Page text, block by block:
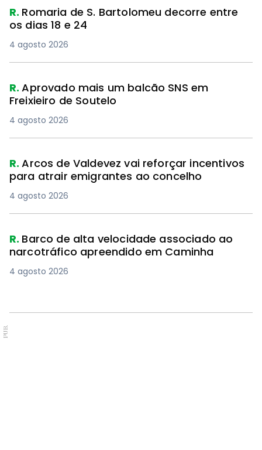
R. Romaria de S. Bartolomeu decorre entre
os dias 18 e 24
4 agosto 2026
R.Aprovado mais um balcão SNS em
Freixieiro de Soutelo
4 agosto 2026
R.Arcos de Valdevez vai reforçar incentivos
para atrair emigrantes ao concelho
4 agosto 2026
R. Barco de alta velocidade associado ao
narcotráfico apreendido em Caminha
4 agosto 2026
PUB.